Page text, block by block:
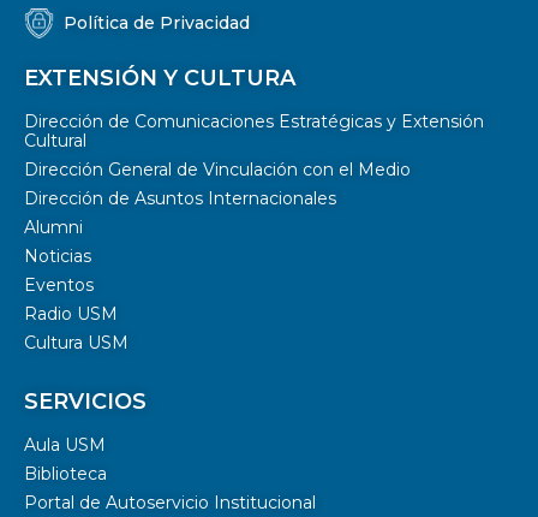
Política de Privacidad
EXTENSIÓN Y CULTURA
Dirección de Comunicaciones Estratégicas y Extensión
Cultural
Dirección General de Vinculación con el Medio
Dirección de Asuntos Internacionales
Alumni
Noticias
Eventos
Radio USM
Cultura USM
SERVICIOS
Aula USM
Biblioteca
Portal de Autoservicio Institucional